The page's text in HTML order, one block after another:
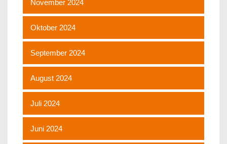
November 2024
Oktober 2024
September 2024
August 2024
Juli 2024
Juni 2024